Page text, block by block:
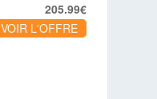
205.99€
VOIR L'OFFRE